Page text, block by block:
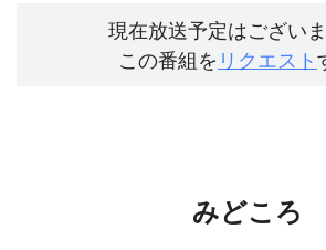
現在放送予定はございま
この番組を リクエスト
みどころ